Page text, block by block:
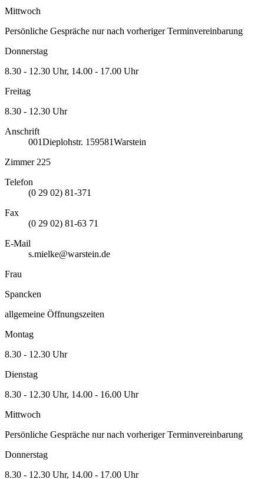
Mittwoch
Persönliche Gespräche nur nach vorheriger Terminvereinbarung
Donnerstag
8.30 - 12.30 Uhr, 14.00 - 17.00 Uhr
Freitag
8.30 - 12.30 Uhr
Anschrift
001Dieplohstr. 1 59581Warstein
Zimmer 225
Telefon
(0 29 02) 81-371
Fax
(0 29 02) 81-63 71
E-Mail
s.mielke@warstein.de
Frau
Spancken
allgemeine Öffnungszeiten
Montag
8.30 - 12.30 Uhr
Dienstag
8.30 - 12.30 Uhr, 14.00 - 16.00 Uhr
Mittwoch
Persönliche Gespräche nur nach vorheriger Terminvereinbarung
Donnerstag
8.30 - 12.30 Uhr, 14.00 - 17.00 Uhr